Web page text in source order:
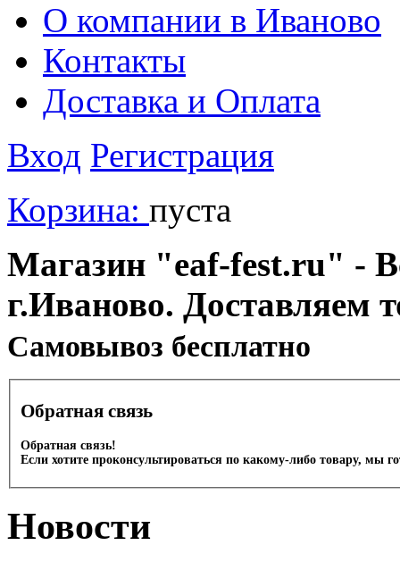
О компании в Иваново
Контакты
Доставка и Оплата
Вход Регистрация
Корзина: пуста
Магазин "eaf-fest.ru" -
г.Иваново. Доставляем
Cамовывоз бесплатно
Обратная связь
Обратная связь!
Если хотите проконсультироваться по какому-либо товару, мы
Новости